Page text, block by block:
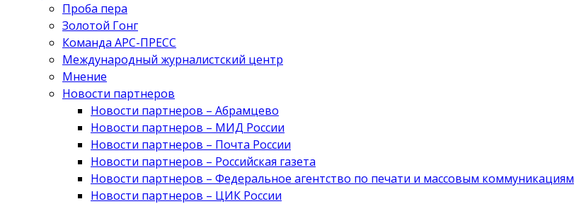
Проба пера
Золотой Гонг
Команда АРС-ПРЕСС
Международный журналистский центр
Мнение
Новости партнеров
Новости партнеров – Абрамцево
Новости партнеров – МИД России
Новости партнеров – Почта России
Новости партнеров – Российская газета
Новости партнеров – Федеральное агентство по печати и массовым коммуникациям
Новости партнеров – ЦИК России